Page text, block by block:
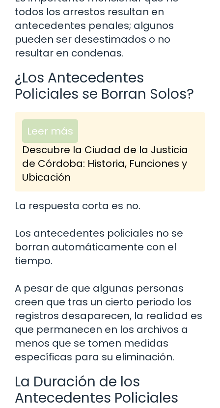
todos los arrestos resultan en
antecedentes penales; algunos
pueden ser desestimados o no
resultar en condenas.
¿Los Antecedentes
Policiales se Borran Solos?
Leer más
Descubre la Ciudad de la Justicia
de Córdoba: Historia, Funciones y
Ubicación
La respuesta corta es no.
Los antecedentes policiales no se
borran automáticamente con el
tiempo.
A pesar de que algunas personas
creen que tras un cierto periodo los
registros desaparecen, la realidad es
que permanecen en los archivos a
menos que se tomen medidas
específicas para su eliminación.
La Duración de los
Antecedentes Policiales